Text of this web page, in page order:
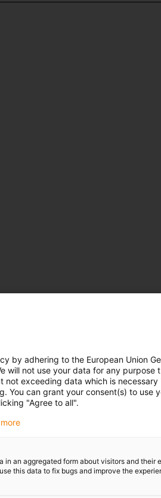
by adhering to the European Union
will not use your data for any purpose
not exceeding data which is necessary
You can grant your consent(s) to use
"Agree to all".
in an aggregated form about visitors and their
this data to fix bugs and improve the